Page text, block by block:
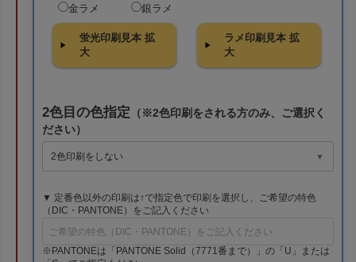
金ラメ 銀ラメ
蛍光印刷見本 拡
大
ラメ印刷見本 拡
大
2色目の色指定 （※2色印刷をされる方のみ、ご選択く
ださい）
▼ 定番色以外の印刷は↑で指定色で印刷を選択し、ご希望の特色
（DIC・PANTONE）をご記入ください
※PANTONEは「PANTONE Solid（7771番まで）」の「U」または